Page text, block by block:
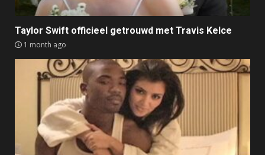
Taylor Swift officieel getrouwd met Travis Kelce
1 month ago